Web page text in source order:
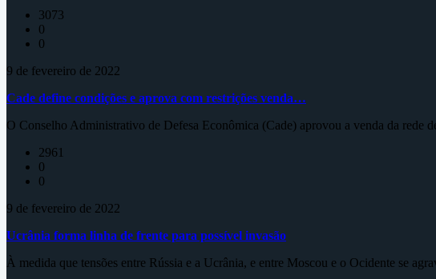
3073
0
0
9 de fevereiro de 2022
Cade define condições e aprova com restrições venda…
O Conselho Administrativo de Defesa Econômica (Cade) aprovou a venda da rede
2961
0
0
9 de fevereiro de 2022
Ucrânia forma linha de frente para possível invasão
À medida que tensões entre Rússia e a Ucrânia, e entre Moscou e o Ocidente se